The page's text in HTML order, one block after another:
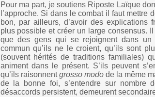
Pour ma part, je soutiens Riposte Laïque
l’approche. Si dans le combat il faut mettre
bon, par ailleurs, d’avoir des explications
plus possible et créer un large consensus.
que des gens qui se rejoignent dans un
commun qu’ils ne le croient, qu’ils sont
(souvent hérités de traditions familiales)
animent dans le présent. S’ils peuvent
qu’ils raisonnentgrosso modo de la même
de la bonne foi, s’entendre sur nombre
désaccords persistent, demeurent